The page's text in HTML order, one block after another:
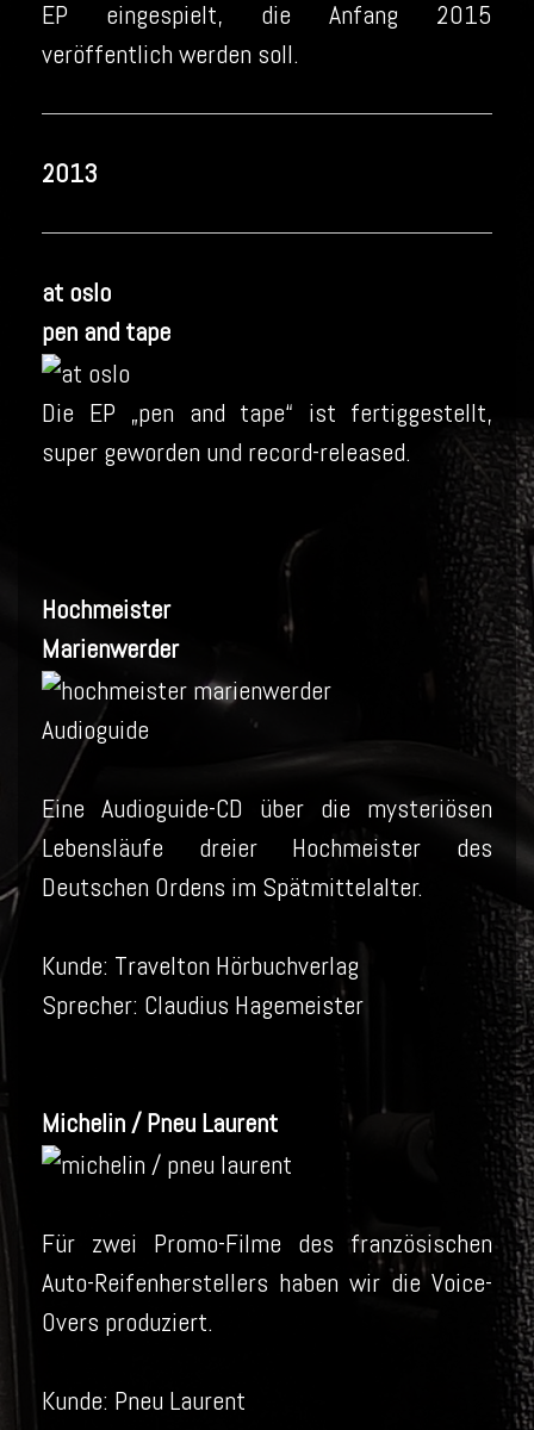
EP eingespielt, die Anfang 2015
veröffentlich werden soll.
2013
at oslo
pen and tape
Die EP „pen and tape“ ist fertiggestellt,
super geworden und record-released.
Hochmeister
Marienwerder
Audioguide
Eine Audioguide-CD über die mysteriösen
Lebensläufe dreier Hochmeister des
Deutschen Ordens im Spätmittelalter.
Kunde: Travelton Hörbuchverlag
Sprecher: Claudius Hagemeister
Michelin / Pneu Laurent
Für zwei Promo-Filme des französischen
Auto-Reifenherstellers haben wir die Voice-
Overs produziert.
Kunde: Pneu Laurent